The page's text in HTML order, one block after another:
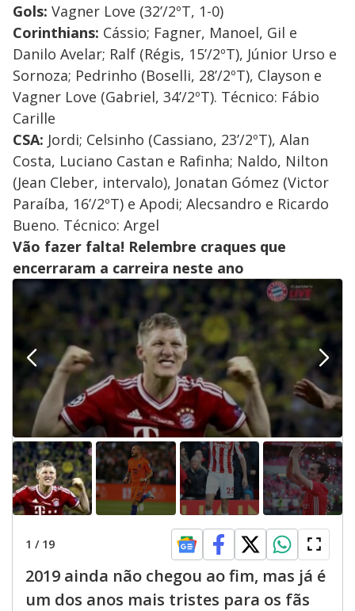
Gols: Vagner Love (32’/2ºT, 1-0)
Corinthians: Cássio; Fagner, Manoel, Gil e
Danilo Avelar; Ralf (Régis, 15’/2ºT), Júnior Urso e
Sornoza; Pedrinho (Boselli, 28’/2ºT), Clayson e
Vagner Love (Gabriel, 34’/2ºT). Técnico: Fábio
Carille
CSA: Jordi; Celsinho (Cassiano, 23’/2ºT), Alan
Costa, Luciano Castan e Rafinha; Naldo, Nilton
(Jean Cleber, intervalo), Jonatan Gómez (Victor
Paraíba, 16’/2ºT) e Apodi; Alecsandro e Ricardo
Bueno. Técnico: Argel
Vão fazer falta! Relembre craques que
encerraram a carreira neste ano
1 / 19
2019 ainda não chegou ao fim, mas já é
um dos anos mais tristes para os fãs